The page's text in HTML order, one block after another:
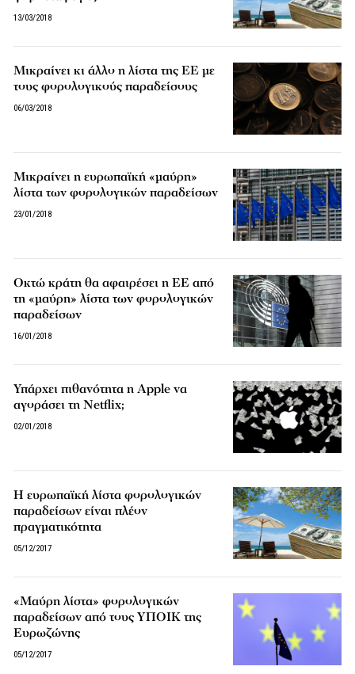
13/03/2018
Μικραίνει κι άλλο η λίστα της ΕΕ με
τους φορολογικούς παραδείσους
06/03/2018
Μικραίνει η ευρωπαϊκή «μαύρη»
λίστα των φορολογικών παραδείσων
23/01/2018
Οκτώ κράτη θα αφαιρέσει η ΕΕ από
τη «μαύρη» λίστα των φορολογικών
παραδείσων
16/01/2018
Υπάρχει πιθανότητα η Apple να
αγοράσει τη Netflix;
02/01/2018
Η ευρωπαϊκή λίστα φορολογικών
παραδείσων είναι πλέον
πραγματικότητα
05/12/2017
«Μαύρη λίστα» φορολογικών
παραδείσων από τους ΥΠΟΙΚ της
Ευρωζώνης
05/12/2017